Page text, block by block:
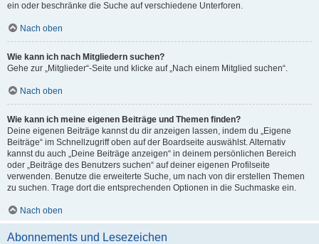
ein oder beschränke die Suche auf verschiedene Unterforen.
Nach oben
Wie kann ich nach Mitgliedern suchen?
Gehe zur „Mitglieder“-Seite und klicke auf „Nach einem Mitglied suchen“.
Nach oben
Wie kann ich meine eigenen Beiträge und Themen finden?
Deine eigenen Beiträge kannst du dir anzeigen lassen, indem du „Eigene
Beiträge“ im Schnellzugriff oben auf der Boardseite auswählst. Alternativ
kannst du auch „Deine Beiträge anzeigen“ in deinem persönlichen Bereich
oder „Beiträge des Benutzers suchen“ auf deiner eigenen Profilseite
verwenden. Benutze die erweiterte Suche, um nach von dir erstellen Themen
zu suchen. Trage dort die entsprechenden Optionen in die Suchmaske ein.
Nach oben
Abonnements und Lesezeichen